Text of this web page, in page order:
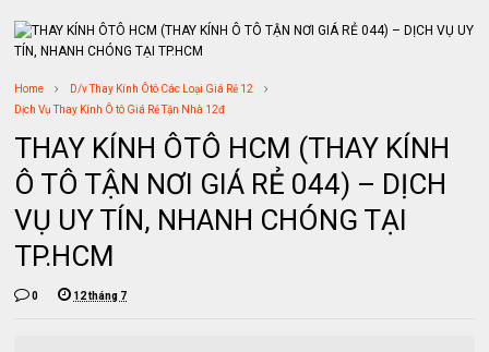
Home
D/v Thay Kính Ôtô Các Loại Giá Rẻ 12
Dịch Vụ Thay Kính Ô tô Giá Rẻ Tận Nhà 12đ
THAY KÍNH ÔTÔ HCM (THAY KÍNH
Ô TÔ TẬN NƠI GIÁ RẺ 044) – DỊCH
VỤ UY TÍN, NHANH CHÓNG TẠI
TP.HCM
0 12 tháng 7